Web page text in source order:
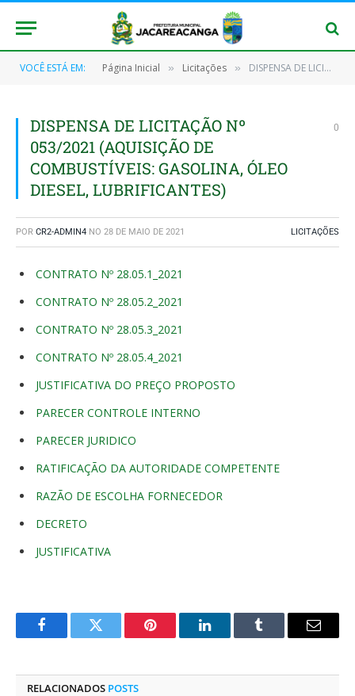
VOCÊ ESTÁ EM: Página Inicial » Licitações » DISPENSA DE LICITAÇÃO Nº 053/2021 (AQUISIÇÃO DE COMBUSTÍVEIS: GASOLINA, ÓLEO DIESEL, LUBRIFICANTES)
DISPENSA DE LICITAÇÃO Nº
053/2021 (AQUISIÇÃO DE
COMBUSTÍVEIS: GASOLINA, ÓLEO
DIESEL, LUBRIFICANTES)
0
POR CR2-ADMIN4 NO 28 DE MAIO DE 2021 LICITAÇÕES
CONTRATO Nº 28.05.1_2021
CONTRATO Nº 28.05.2_2021
CONTRATO Nº 28.05.3_2021
CONTRATO Nº 28.05.4_2021
JUSTIFICATIVA DO PREÇO PROPOSTO
PARECER CONTROLE INTERNO
PARECER JURIDICO
RATIFICAÇÃO DA AUTORIDADE COMPETENTE
RAZÃO DE ESCOLHA FORNECEDOR
DECRETO
JUSTIFICATIVA
FacebookTwitter Pinterest O
Tumblr
E-
RELACIONADOS POSTS